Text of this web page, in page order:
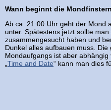
Wann beginnt die
Ab ca. 21:00 Uhr geht der Mond
unter. Spätestens jetzt sollte
zusammengesucht haben und
Dunkel alles aufbauen muss.
Mondaufgangs ist aber
Time and Date“ kann man dies